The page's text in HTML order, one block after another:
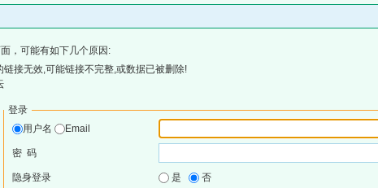
，可能有如下几个原因:
接无效,可能链接不完整,或数据已被删除!
登录
用户名
Email
密 码
隐身登录 是 否